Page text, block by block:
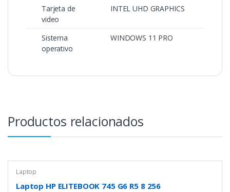
Tarjeta de
video
INTEL UHD GRAPHICS
Sistema
operativo
WINDOWS 11 PRO
Productos relacionados
Laptop
Laptop HP ELITEBOOK 745 G6 R5 8 256